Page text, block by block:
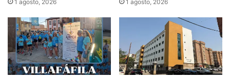
1 agosto, 2026 1 agosto, 2026